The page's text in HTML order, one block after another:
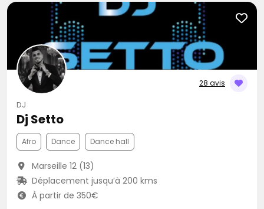
28 avis
DJ
Dj Setto
Afro Dance Dance hall
Marseille 12 (13)
Déplacement jusqu’à 200 kms
À partir de 350€